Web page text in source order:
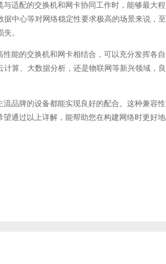
适配的交换机和网卡协同工作时，能够最大
中心等对网络稳定性要求极高的场景来说，
。
能的交换机和网卡相结合，可以充分发挥各
算、大数据分析，还是物联网等新兴领域，
品牌的设备都能实现良好的配合。这种兼容
通过以上详解，能帮助您在构建网络时更好